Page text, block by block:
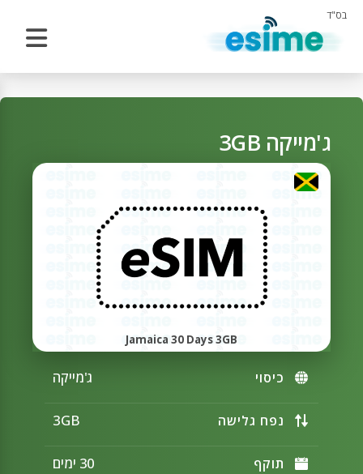
בס"ד
ג'מייקה 3GB
Jamaica 30 Days 3GB
כיסוי ג'מייקה
נפח גלישה 3GB
תוקף 30 ימים